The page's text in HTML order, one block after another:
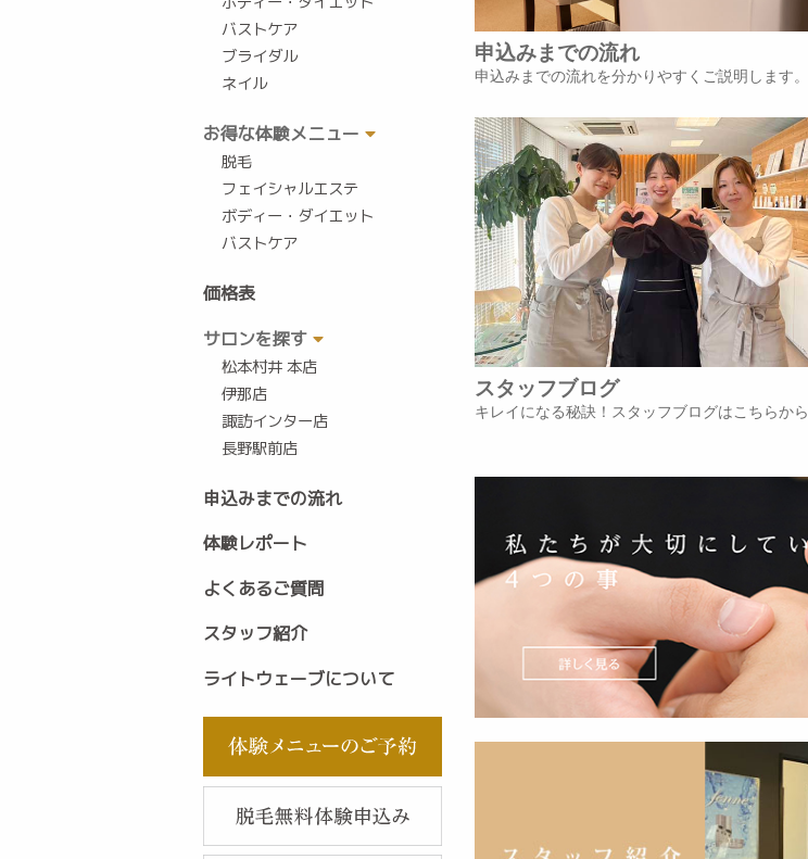
バストケア
ブライダル
ネイル
お得な体験メニュー
脱毛
フェイシャルエステ
ボディー・ダイエット
バストケア
価格表
サロンを探す
松本村井 本店
伊那店
諏訪インター店
長野駅前店
申込みまでの流れ
体験レポート
よくあるご質問
スタッフ紹介
ライトウェーブについて
申込みまでの流れ
申込みまでの流れを分かりやすくご説明します。
スタッフブログ
キレイになる秘訣！スタッフブログはこちらから